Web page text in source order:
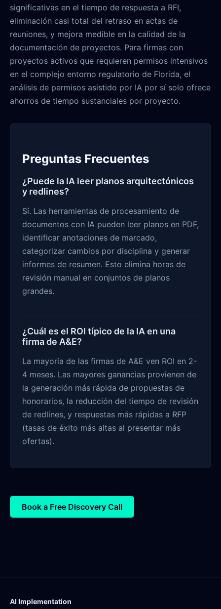
significativas en el tiempo de respuesta a RFI,
eliminación casi total del retraso en actas de
reuniones, y mejora medible en la calidad de la
documentación de proyectos. Para firmas con
proyectos activos que requieren permisos intensivos
en el complejo entorno regulatorio de Florida, el
análisis de permisos asistido por IA por sí solo ofrece
ahorros de tiempo sustanciales por proyecto.
Preguntas Frecuentes
¿Puede la IA leer planos arquitectónicos
y redlines?
Sí. Las herramientas de procesamiento de
documentos con IA pueden leer planos en PDF,
identificar anotaciones de marcado,
categorizar cambios por disciplina y generar
informes de resumen. Esto elimina horas de
revisión manual en conjuntos de planos
grandes.
¿Cuál es el ROI típico de la IA en una
firma de A&E?
La mayoría de las firmas de A&E ven ROI en 2-
4 meses. Las mayores ganancias provienen de
la generación más rápida de propuestas de
honorarios, la reducción del tiempo de revisión
de redlines, y respuestas más rápidas a RFP
(tasas de éxito más altas al presentar más
ofertas).
Book a Free Discovery Call
AI Implementation